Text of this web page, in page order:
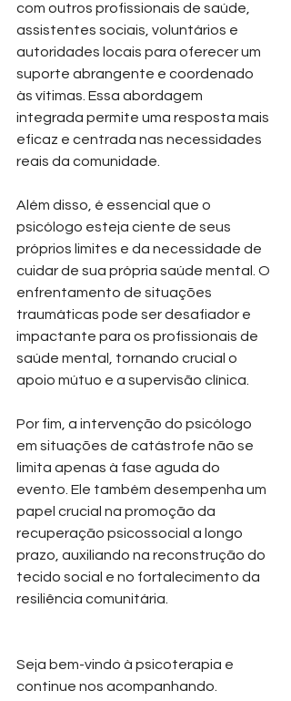
com outros profissionais de saúde,
assistentes sociais, voluntários e
autoridades locais para oferecer um
suporte abrangente e coordenado
às vítimas. Essa abordagem
integrada permite uma resposta mais
eficaz e centrada nas necessidades
reais da comunidade.
Além disso, é essencial que o
psicólogo esteja ciente de seus
próprios limites e da necessidade de
cuidar de sua própria saúde mental. O
enfrentamento de situações
traumáticas pode ser desafiador e
impactante para os profissionais de
saúde mental, tornando crucial o
apoio mútuo e a supervisão clínica.
Por fim, a intervenção do psicólogo
em situações de catástrofe não se
limita apenas à fase aguda do
evento. Ele também desempenha um
papel crucial na promoção da
recuperação psicossocial a longo
prazo, auxiliando na reconstrução do
tecido social e no fortalecimento da
resiliência comunitária.
Seja bem-vindo à psicoterapia e
continue nos acompanhando.